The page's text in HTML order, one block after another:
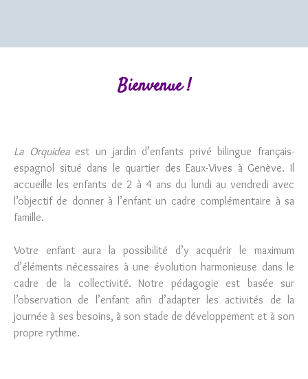
Bienvenue !
La Orquideaest un jardin d’enfants privé bilingue français-
espagnol situé dans le quartier des Eaux-Vives à Genève. Il
accueille les enfants de 2 à 4 ans du lundi au vendredi avec
l’objectif de donner à l’enfant un cadre complémentaire à sa
famille.
Votre enfant aura la possibilité d’y acquérir le maximum
d’éléments nécessaires à une évolution harmonieuse dans le
cadre de la collectivité. Notre pédagogie est basée sur
l’observation de l’enfant afin d’adapter les activités de la
journée à ses besoins, à son stade de développement et à son
propre rythme.